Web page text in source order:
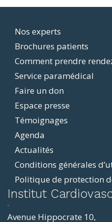
Footer
menu
Nos experts
Brochures patients
Comment prendre
Service paramédical
Faire un don
Espace presse
Témoignages
Agenda
Actualités
Conditions générales
Politique de protection
Institut
Avenue Hippocrate 10,